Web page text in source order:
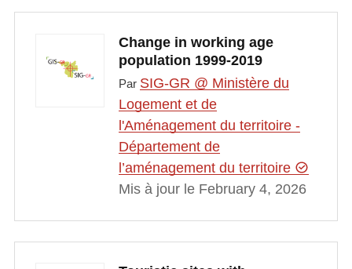
Change in working age
population 1999-2019
Par SIG-GR @ Ministère du
Logement et de
l'Aménagement du territoire -
Département de
l’aménagement du territoire
Mis à jour le February 4, 2026